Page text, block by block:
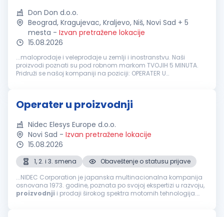
Don Don d.o.o.
Beograd, Kragujevac, Kraljevo, Niš, Novi Sad + 5
mesta - Izvan pretražene lokacije
15.08.2026
...maloprodaje i veleprodaje u zemlji i inostranstvu. Naši
proizvodi poznati su pod robnom markom TVOJIH 5 MINUTA.
Pridruži se našoj kompaniji na poziciji: OPERATER U
Operater u proizvodnji
Nidec Elesys Europe d.o.o.
Novi Sad - Izvan pretražene lokacije
15.08.2026
1, 2. i 3. smena
Obaveštenje o statusu prijave
...NIDEC Corporation je japanska multinacionalna kompanija
osnovana 1973. godine, poznata po svojoj ekspertizi u razvoju,
proizvodnji i prodaji širokog spektra motornih tehnologija.